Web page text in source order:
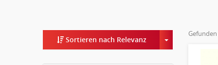
Sortieren nach Relevanz Toggle